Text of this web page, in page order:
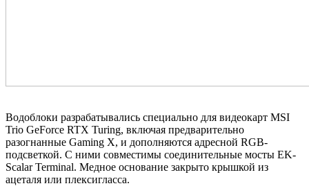
Водоблоки разрабатывались специально для видеокарт MSI
Trio GeForce RTX Turing, включая предварительно
разогнанные Gaming X, и дополняются адресной RGB-
подсветкой. С ними совместимы соединительные мосты EK-
Scalar Terminal. Медное основание закрыто крышкой из
ацеталя или плексигласса.